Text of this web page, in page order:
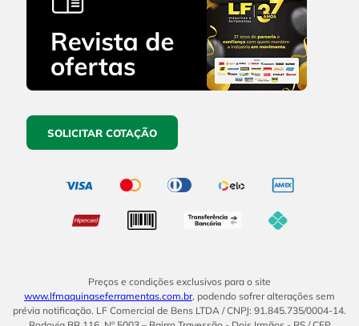
SOLICITAR COTAÇÃO
Preços e condições exclusivos para o site
www.lfmaquinaseferramentas.com.br, podendo sofrer alterações sem
prévia notificação. LF Comercial de Bens LTDA / CNPJ: 91.845.735/0004-14.